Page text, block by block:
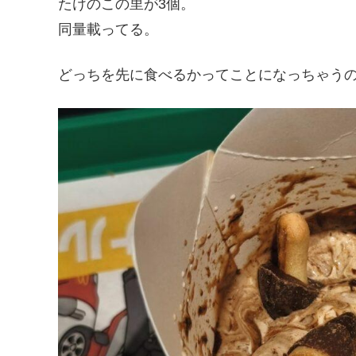
たけのこの里が3個。
同量載ってる。
どっちを先に食べるかってことになっちゃう